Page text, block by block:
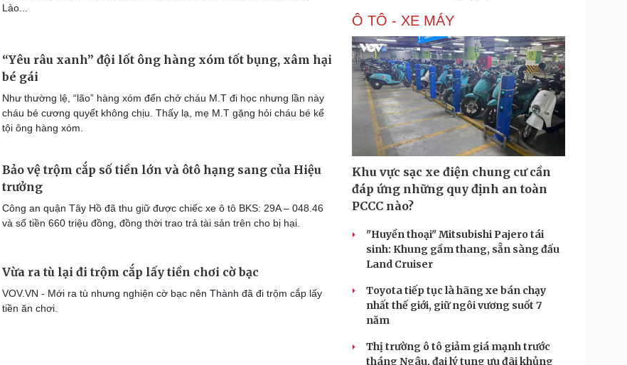
Lào...
“Yêu râu xanh” đội lốt ông hàng xóm tốt bụng, xâm hại
bé gái
Như thường lệ, “lão” hàng xóm đến chở cháu M.T đi học nhưng lần này
cháu bé cương quyết không chịu. Thấy lạ, mẹ M.T gặng hỏi cháu bé kể
tội ông hàng xóm.
Bảo vệ trộm cắp số tiền lớn và ôtô hạng sang của Hiệu
trưởng
Công an quận Tây Hồ đã thu giữ được chiếc xe ô tô BKS: 29A – 048.46
và số tiền 660 triệu đồng, đồng thời trao trả tài sản trên cho bị hại.
Vừa ra tù lại đi trộm cắp lấy tiền chơi cờ bạc
VOV.VN - Mới ra tù nhưng nghiện cờ bạc nên Thành đã đi trộm cắp lấy
tiền ăn chơi.
Ô TÔ - XE MÁY
Khu vực sạc xe điện chung cư cần
đáp ứng những quy định an toàn
PCCC nào?
"Huyền thoại" Mitsubishi Pajero tái
sinh: Khung gầm thang, sẵn sàng đấu
Land Cruiser
Toyota tiếp tục là hãng xe bán chạy
nhất thế giới, giữ ngôi vương suốt 7
năm
Thị trường ô tô giảm giá mạnh trước
tháng Ngâu, đại lý tung ưu đãi khủng